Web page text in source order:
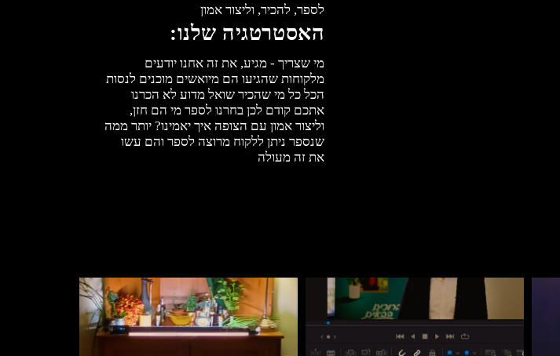
לספר, להכיר, וליצור אמון
האסטרטגיה שלנו:
מי שצריך - מגיע, את זה אחנו יודעים
מלקוחות שהגיעו הם מיואשים מוכנים לנסות
הכל כל מי שהכיר שואל מדוע לא הכרנו
אתכם קודם לכן בחרנו לספר מי הם חזן,
וליצור אמון עם הצופה איך יאמינו? יותר ממה
שנספר ניתן ללקוח מרוצה לספר והם עשו
את זה מעולה